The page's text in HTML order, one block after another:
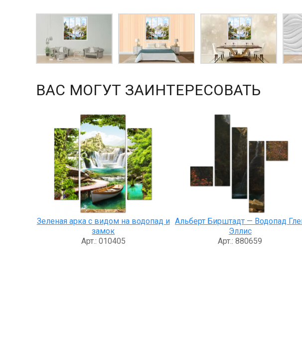
ВАС МОГУТ ЗАИНТЕРЕСОВАТЬ
Зеленая арка с видом на водопад и
замок
Арт.: 010405
Альберт Бирштадт — Водопад
Эллис
Арт.: 880659